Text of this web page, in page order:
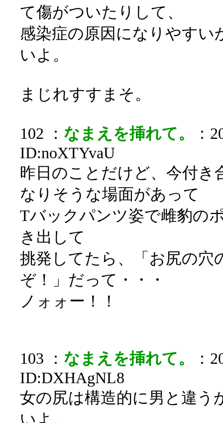
て傷がついたりして、
感染症の原因になりやす
いよ。
まじれすすまそ。
102 ： なまえを挿れて。
：
ID:noXTYvaU
昨日のことだけど、今付き
なりそうな場面があって
Tバックパンツ姿で雌豹の
き出して
挑発してたら、「お尻の穴
ぞ！」だって・・・
ノォォー！！
103 ： なまえを挿れて。
：
ID:DXHAgNL8
女の尻は構造的に男と違う
いよ。